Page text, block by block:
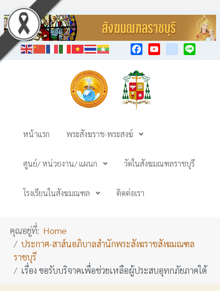
หน้าแรก พระสังฆราช-พระสงฆ์
ศูนย์/ หน่วยงาน/ แผนก วัดในสังฆมณฑลราชบุรี
โรงเรียนในสังฆมณฑล ติดต่อเรา
คุณอยู่ที่: Home
ประกาศ-สาส์นอภิบาลสำนักพระสังฆราชสังฆมณฑล
ราชบุรี
เรื่อง ขอรับบริจาคเพื่อช่วยเหลือผู้ประสบอุทกภัยภาคใต้